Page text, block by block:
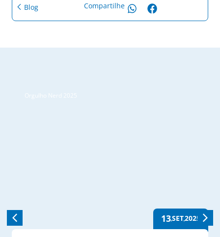
Blog Compartilhe
Orgulho Nerd 2025
13SET2025